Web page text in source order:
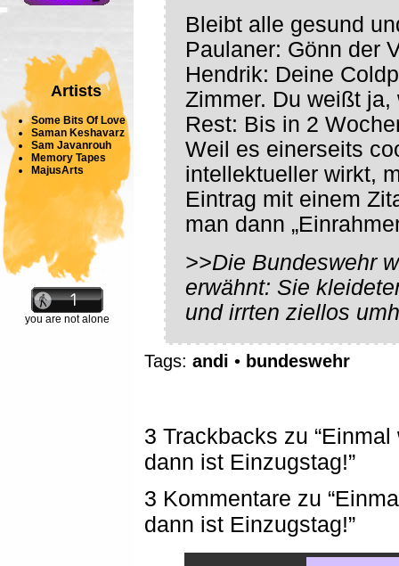
Artists
Some Bits Of Love
Saman Keshavarz
Sam Javanrouh
Memory Tapes
MajusArts
you are not alone
Bleibt alle gesund
Paulaner: Gönn der
Hendrik: Deine
Zimmer. Du weißt
Rest: Bis in 2
Weil es einerseits
intellektueller wirkt,
Eintrag mit einem
man dann
>>Die Bundeswehr
erwähnt: Sie
und irrten ziellos
Tags:andi • bundeswehr
3 Trackbacks zu
dann ist Einzugstag!”
3 Kommentare zu
dann ist Einzugstag!”